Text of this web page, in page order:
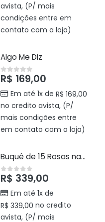
avista, (P/ mais
condições entre em
contato com a loja)
Algo Me Diz
0out of 5
R$ 169,00
Em até 1x de R$ 169,00
no credito avista, (P/
mais condições entre
em contato com a loja)
Buquê de 15 Rosas nacional
0out of 5
R$ 339,00
Em até 1x de
R$ 339,00 no credito
avista, (P/ mais